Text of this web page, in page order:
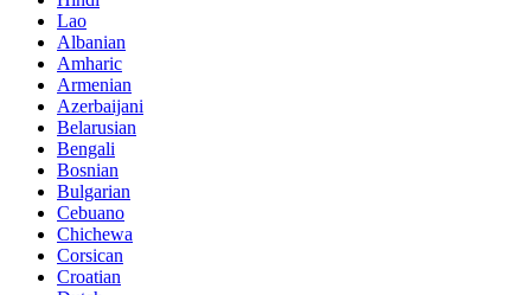
Lao
Albanian
Amharic
Armenian
Azerbaijani
Belarusian
Bengali
Bosnian
Bulgarian
Cebuano
Chichewa
Corsican
Croatian